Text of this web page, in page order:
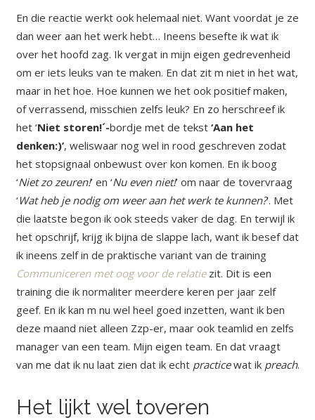
En die reactie werkt ook helemaal niet. Want voordat je ze
dan weer aan het werk hebt… Ineens besefte ik wat ik
over het hoofd zag. Ik vergat in mijn eigen gedrevenheid
om er iets leuks van te maken. En dat zit m niet in het wat,
maar in het hoe. Hoe kunnen we het ook positief maken,
of verrassend, misschien zelfs leuk? En zo herschreef ik
het ‘Niet storen!´-bordje met de tekst ‘Aan het
denken:)’, weliswaar nog wel in rood geschreven zodat
het stopsignaal onbewust over kon komen. En ik boog
‘Niet zo zeuren!’ en ‘Nu even niet!’ om naar de tovervraag
‘Wat heb je nodig om weer aan het werk te kunnen?’. Met
die laatste begon ik ook steeds vaker de dag. En terwijl ik
het opschrijf, krijg ik bijna de slappe lach, want ik besef dat
ik ineens zelf in de praktische variant van de training
Communiceren met oog voor de relatiezit. Dit is een
training die ik normaliter meerdere keren per jaar zelf
geef. En ik kan m nu wel heel goed inzetten, want ik ben
deze maand niet alleen Zzp-er, maar ook teamlid en zelfs
manager van een team. Mijn eigen team. En dat vraagt
van me dat ik nu laat zien dat ik echt practicewat ik preach.
Het lijkt wel toveren